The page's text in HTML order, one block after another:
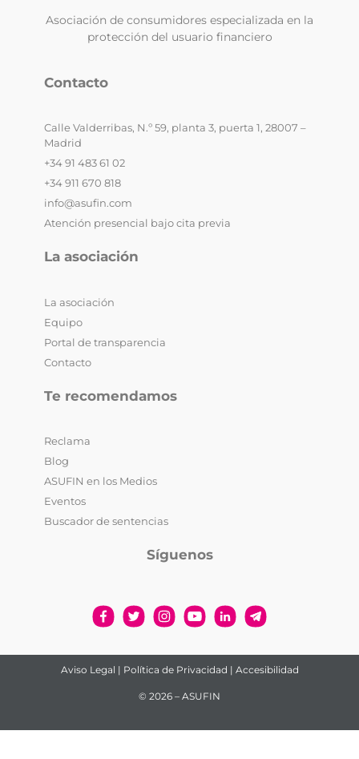
Asociación de consumidores especializada en la
protección del usuario financiero
Contacto
Calle Valderribas, N.º 59, planta 3, puerta 1, 28007 –
Madrid
+34 91 483 61 02
+34 911 670 818
info@asufin.com
Atención presencial bajo cita previa
La asociación
La asociación
Equipo
Portal de transparencia
Contacto
Te recomendamos
Reclama
Blog
ASUFIN en los Medios
Eventos
Buscador de sentencias
Síguenos
Aviso Legal | Política de Privacidad | Accesibilidad
© 2026 – ASUFIN